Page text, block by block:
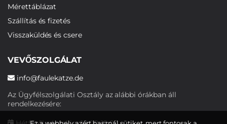
Mérettáblázat
Szállítás és fizetés
Visszaküldés és csere
VEVŐSZOLGÁLAT
info@faulekatze.de
Az Ügyfélszolgálati Osztály az alábbi órákban áll
rendelkezésére: